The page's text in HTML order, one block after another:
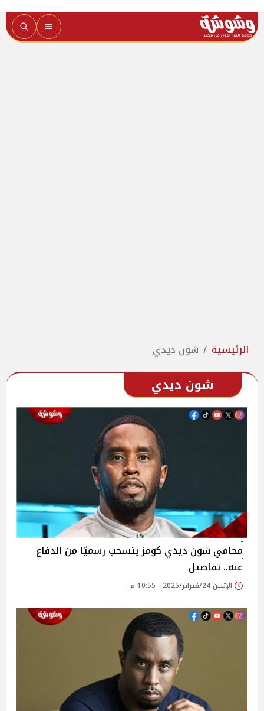
الرئيسية شون ديدي
شون ديدي
محامي شون ديدي كومز ينسحب رسميًا من الدفاع
عنه.. تفاصيل
الإثنين 24/فبراير/2025 - 10:55 م